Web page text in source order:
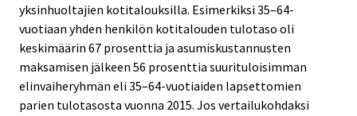
yksinhuoltajien kotitalouksilla. Esimerkiksi 35–64-
vuotiaan yhden henkilön kotitalouden tulotaso oli
keskimäärin 67 prosenttia ja asumiskustannusten
maksamisen jälkeen 56 prosenttia suurituloisimman
elinvaiheryhmän eli 35–64-vuotiaiden lapsettomien
parien tulotasosta vuonna 2015. Jos vertailukohdaksi